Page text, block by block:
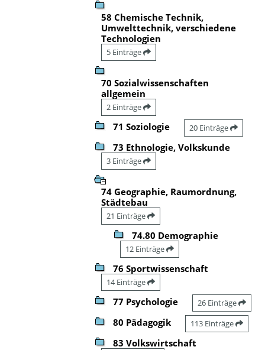
58 Chemische Technik,
Umwelttechnik, verschiedene
Technologien
5 Einträge
70 Sozialwissenschaften
allgemein
2 Einträge
71 Soziologie 20 Einträge
73 Ethnologie, Volkskunde
3 Einträge
74 Geographie, Raumordnung,
Städtebau
21 Einträge
74.80 Demographie
12 Einträge
76 Sportwissenschaft
14 Einträge
77 Psychologie 26 Einträge
80 Pädagogik 113 Einträge
83 Volkswirtschaft